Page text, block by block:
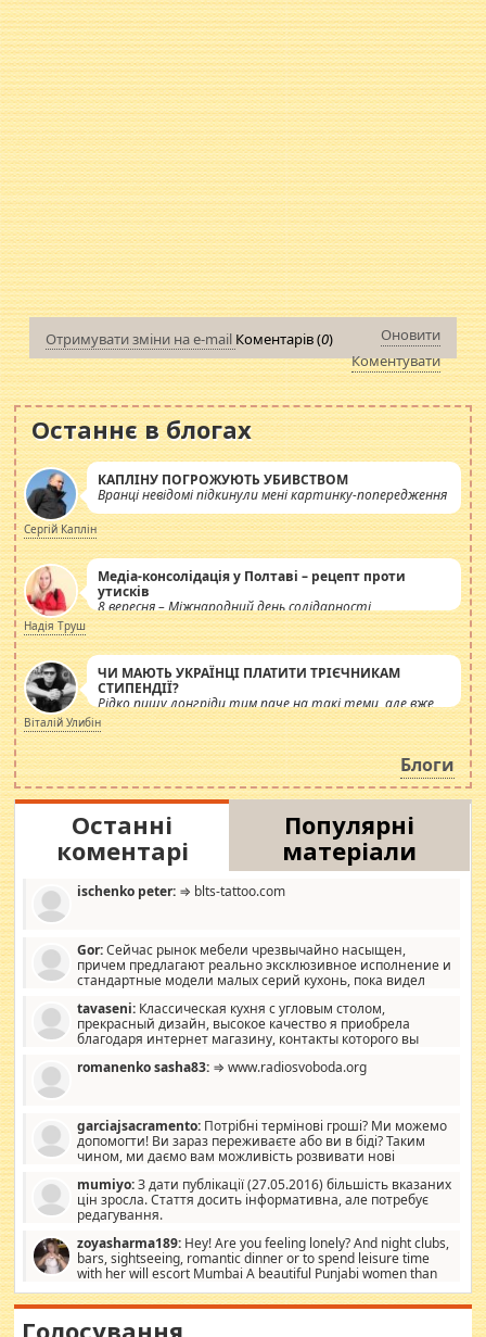
Отримувати зміни на e-mail Коментарів (0)
Оновити
Коментувати
Останнє в блогах
КАПЛІНУ ПОГРОЖУЮТЬ УБИВСТВОМ
Вранці невідомі підкинули мені картинку-попередження
Сергій Каплін
Медіа-консолідація у Полтаві – рецепт проти
утисків
8 вересня – Міжнародний день солідарності
журналістів.
Надія Труш
ЧИ МАЮТЬ УКРАЇНЦІ ПЛАТИТИ ТРІЄЧНИКАМ
СТИПЕНДІЇ?
Рідко пишу лонгріди тим паче на такі теми, але вже
просто дістало! Обурюють сьогоднішні інсенуації
навколо стипендіального питання. Штучно
роздувається ще одна соціальна катастрофа.
Віталій Улибін
Блоги
Останні
коментарі
Популярні
матеріали
ischenko peter: ⇒ blts-tattoo.com
Gor:Сейчас рынок мебели чрезвычайно насыщен,
причем предлагают реально эксклюзивное исполнение и
стандартные модели малых серий кухонь, пока видел
стандартные формы, в MebelOk, креативненько и что главное -
со вкусом все в порядке, без ненужных наворотов удорожающих
мебель, а это не последний фактор.
tavaseni: Классическая кухня с угловым столом,
прекрасный дизайн, высокое качество я приобрела
благодаря интернет магазину, контакты которого вы
romanenko sasha83: ⇒ www.radiosvoboda.org
garciajsacramento: Потрібні термінові гроші? Ми можемо
допомогти! Ви зараз переживаєте або ви в біді? Таким
чином, ми даємо вам можливість розвивати нові
допомагати людям, які намагаються дати їм шанс. Кожен
заслуговує на другий шанс, і, оскільки влада не зможе, вони
повинні приймати від інших. Для нас нема багато суми, і зрілість
витрат, а тільки узгоджених сум і нічого іншого. Не чекайте і не
коментуйте цей пост. Введіть суму, яку ви хочете подати, і ми
зв'яжемося з вами з усіма варіантами. зв'яжіться з нами
сьогодні на garciajsacramento@gmail.com Вам потрібні термінові
гроші? Ми можемо допомогти!
mumiyo:З дати публікації (27.05.2016) більшість вказаних
цін зросла. Стаття досить інформативна, але потребує
редагування.
zoyasharma189: Hey! Are you feeling lonely? And night clubs,
bars, sightseeing, romantic dinner or to spend leisure time
with her will escort Mumbai A beautiful Punjabi women than
sexy escort companion in arms that you guys feel like 5 star luxury
hotel had to spend the night in their search for loved solitaire free
Голосування